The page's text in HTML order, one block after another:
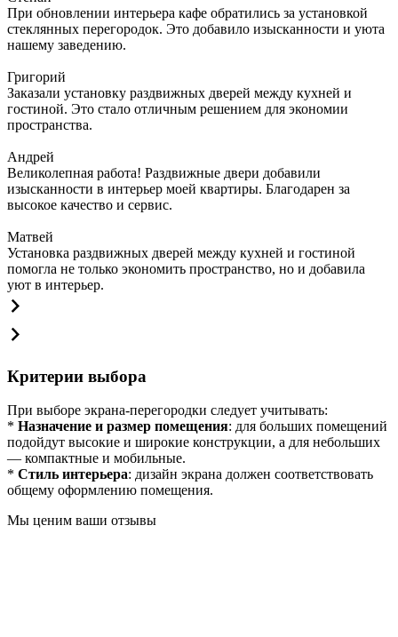
При обновлении интерьера кафе обратились за установкой
стеклянных перегородок. Это добавило изысканности и уюта
нашему заведению.
Григорий
Заказали установку раздвижных дверей между кухней и
гостиной. Это стало отличным решением для экономии
пространства.
Андрей
Великолепная работа! Раздвижные двери добавили
изысканности в интерьер моей квартиры. Благодарен за
высокое качество и сервис.
Матвей
Установка раздвижных дверей между кухней и гостиной
помогла не только экономить пространство, но и добавила
уют в интерьер.
Критерии выбора
При выборе экрана-перегородки следует учитывать:
* Назначение и размер помещения: для больших помещений
подойдут высокие и широкие конструкции, а для небольших
— компактные и мобильные.
* Стиль интерьера: дизайн экрана должен соответствовать
общему оформлению помещения.
Мы ценим ваши отзывы